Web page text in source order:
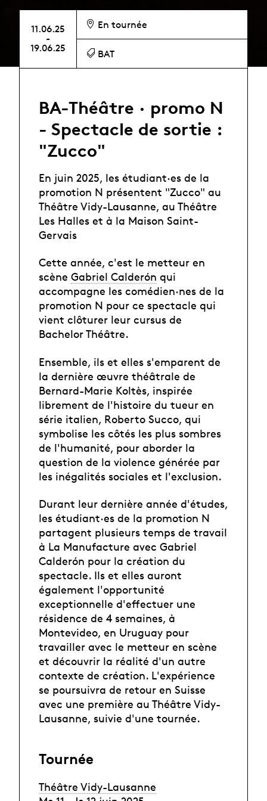
11.06.25
-
19.06.25
En tournée
BAT
BA-Théâtre · promo N
- Spectacle de sortie :
"Zucco"
En juin 2025, les étudiant·es de la
promotion N présentent "Zucco" au
Théâtre Vidy-Lausanne, au Théâtre
Les Halles et à la Maison Saint-
Gervais
Cette année, c'est le metteur en
scène Gabriel Calderón qui
accompagne les comédien·nes de la
promotion N pour ce spectacle qui
vient clôturer leur cursus de
Bachelor Théâtre.
Ensemble, ils et elles s'emparent de
la dernière œuvre théâtrale de
Bernard-Marie Koltès, inspirée
librement de l'histoire du tueur en
série italien, Roberto Succo, qui
symbolise les côtés les plus sombres
de l'humanité, pour aborder la
question de la violence générée par
les inégalités sociales et l'exclusion.
Durant leur dernière année d'études,
les étudiant·es de la promotion N
partagent plusieurs temps de travail
à La Manufacture avec Gabriel
Calderón pour la création du
spectacle. Ils et elles auront
également l'opportunité
exceptionnelle d'effectuer une
résidence de 4 semaines, à
Montevideo, en Uruguay pour
travailler avec le metteur en scène
et découvrir la réalité d'un autre
contexte de création. L'expérience
se poursuivra de retour en Suisse
avec une première au Théâtre Vidy-
Lausanne, suivie d'une tournée.
Tournée
Théâtre Vidy-Lausanne